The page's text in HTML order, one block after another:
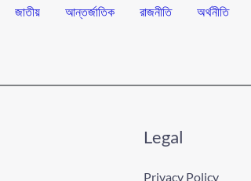
জাতীয় আন্তর্জাতিক রাজনীতি অর্থনীতি
Legal
Privacy Policy